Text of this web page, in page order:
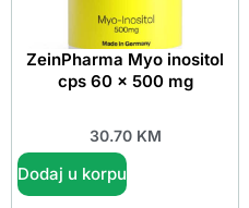
ZeinPharma Myo inositol
cps 60 x 500 mg
30.70 KM
Dodaj u korpu